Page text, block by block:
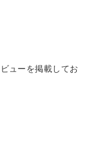
ューを掲載してお